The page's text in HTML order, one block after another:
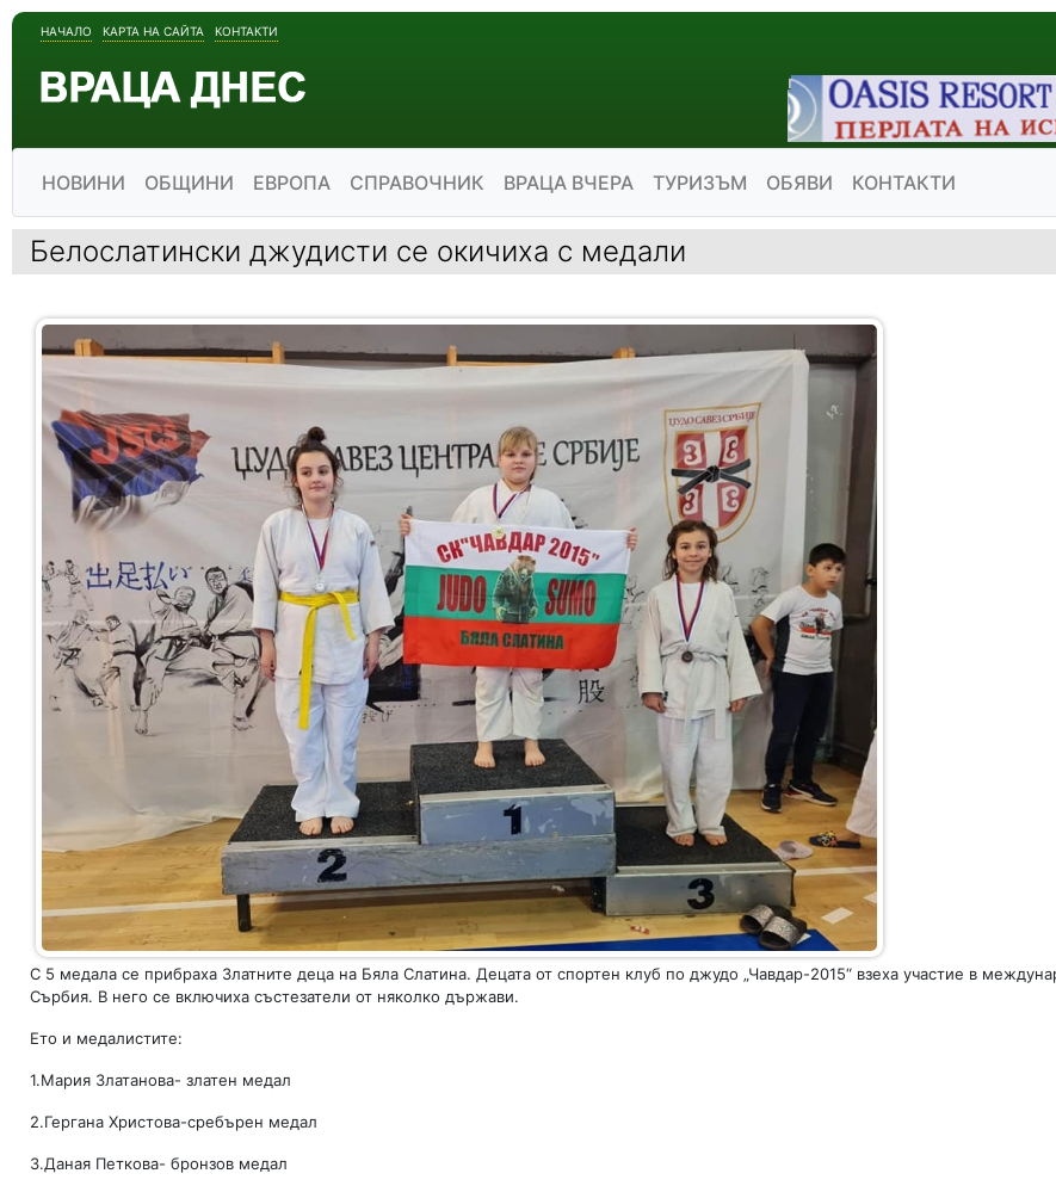
НАЧАЛО КАРТА НА САЙТА КОНТАКТИ
НОВИНИ ОБЩИНИ ЕВРОПА СПРАВОЧНИК ВРАЦА ВЧЕРА ТУРИЗЪМ ОБЯВИ КОНТАКТИ
Белослатински джудисти се окичиха с медали
С 5 медала се прибраха Златните деца на Бяла Слатина. Децата от спортен клуб по джудо „Чавдар-2015“ взеха участие в
Сърбия. В него се включиха състезатели от няколко държави.
Ето и медалистите:
1.Мария Златанова- златен медал
2.Гергана Христова-сребърен медал
3.Даная Петкова- бронзов медал